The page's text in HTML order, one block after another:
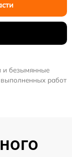
и безымянные
работ